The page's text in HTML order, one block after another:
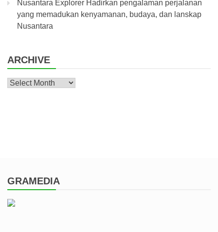
Nusantara Explorer Hadirkan pengalaman perjalanan
yang memadukan kenyamanan, budaya, dan lanskap
Nusantara
ARCHIVE
Archive
GRAMEDIA